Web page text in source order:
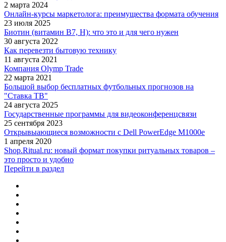
2 марта 2024
Онлайн-курсы маркетолога: преимущества формата обучения
23 июля 2025
Биотин (витамин B7, H): что это и для чего нужен
30 августа 2022
Как перевезти бытовую технику
11 августа 2021
Компания Olymp Trade
22 марта 2021
Большой выбор бесплатных футбольных прогнозов на
"Ставка ТВ"
24 августа 2025
Государственные программы для видеоконференцсвязи
25 сентября 2023
Открывыающиеся возможности с Dell PowerEdge M1000e
1 апреля 2020
Shop.Ritual.ru: новый формат покупки ритуальных товаров –
это просто и удобно
Перейти в раздел